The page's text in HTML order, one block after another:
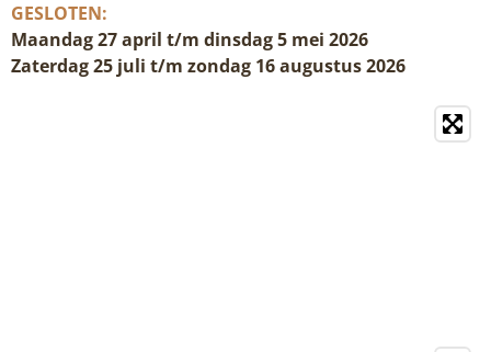
GESLOTEN:
Maandag 27 april t/m dinsdag 5 mei 2026
Zaterdag 25 juli t/m zondag 16 augustus 2026